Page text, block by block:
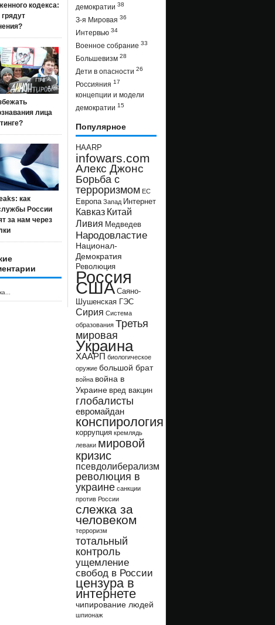
кодекса:
грядут
лица
как
России
за нам через
демократии 38
З-я Мировая 36
Интервью 34
Военное собрание 33
Большевизм 28
Дети в опасности 26
Россияния 17
концепции и модели
демократии 15
Популярное
HAARP
infowars.com
Алекс Джонс
Борьба с
терроризмом ЕС
Европа Запад Интернет
Кавказ Китай
Ливия Медведев
Народовластие
Национал-
Демократия
Революция
Россия
США Саяно-
Шушенская ГЭС
Сирия Система
образования Третья
мировая
Украина
ХААРП биологическое
оружие большой брат
война война в
Украине вред вакцин
глобалисты
евромайдан
конспирология
коррупция кремлядь
леваки мировой
кризис
псевдолиберализм
революция в
украине санкции
против России
слежка за
человеком
терроризм
тотальный
контроль
ущемление
свобод в России
цензура в
интернете
чипирование людей
шпионаж